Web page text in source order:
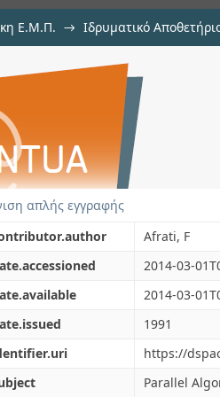
Ε.Μ.Π. → Ιδρυματικό
απλής εγγραφής
Afrati, F
2014-03-
2014-03-
1991
https://
Parallel